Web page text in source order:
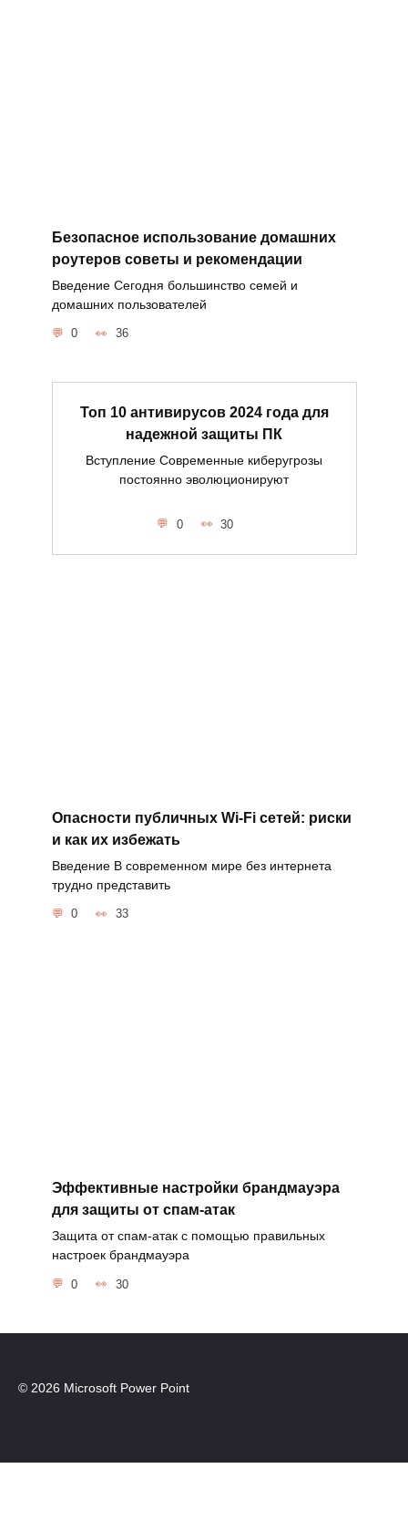
Безопасное использование домашних
роутеров советы и рекомендации
Введение Сегодня большинство семей и
домашних пользователей
0 36
Топ 10 антивирусов 2024 года для
надежной защиты ПК
Вступление Современные киберугрозы
постоянно эволюционируют
0 30
Опасности публичных Wi-Fi сетей: риски
и как их избежать
Введение В современном мире без интернета
трудно представить
0 33
Эффективные настройки брандмауэра
для защиты от спам-атак
Защита от спам-атак с помощью правильных
настроек брандмауэра
0 30
© 2026 Microsoft Power Point